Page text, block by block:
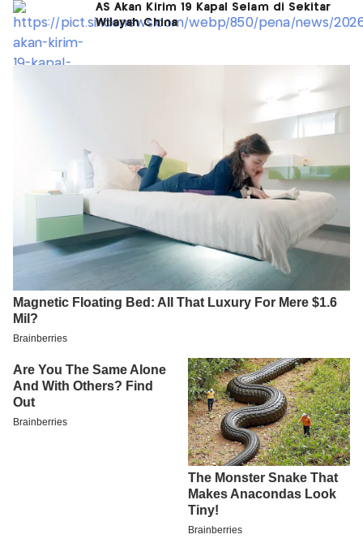
AS Akan Kirim 19 Kapal Selam di Sekitar
Wilayah China